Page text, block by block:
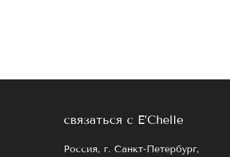
связаться с E’Chelle
Россия, г. Санкт-Петербург,